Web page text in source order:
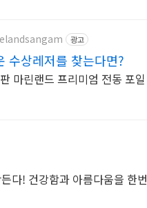
광고
수상레저를 찾는다면?
마린랜드 프리미엄 전동 포일
다! 건강함과 아름다움을 한번